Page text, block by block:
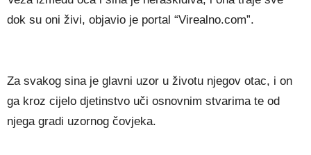
dok su oni živi, objavio je portal “Virealno.com”.
Za svakog sina je glavni uzor u životu njegov otac, i on
ga kroz cijelo djetinstvo uči osnovnim stvarima te od
njega gradi uzornog čovjeka.